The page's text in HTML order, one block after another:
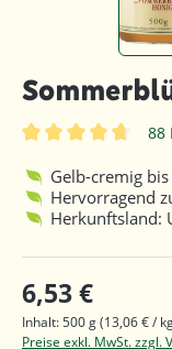
88
Gelb-cremig
Hervorragend
Herkunftsland:
6,53 €
Inhalt:500 g(13,06 € /
Preise exkl. MwSt. zzgl.